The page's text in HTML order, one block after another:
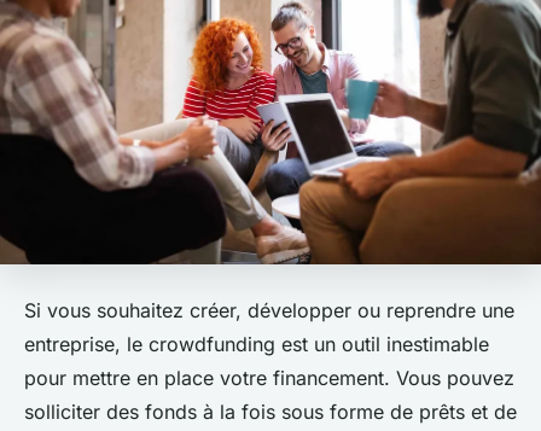
Si vous souhaitez créer, développer ou reprendre une
entreprise, le crowdfunding est un outil inestimable
pour mettre en place votre financement. Vous pouvez
solliciter des fonds à la fois sous forme de prêts et de